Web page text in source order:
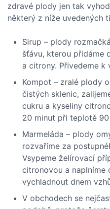
zdravé plody jen tak
některý z níže uvedených
Sirup – plody
šťávu, kterou přidáme
a citrony. Přivedeme k
Kompot – zralé plody
čistých sklenic,
cukru a kyseliny
20 minut při teplotě 90
Marmeláda – plody
rozvaříme za
Vsypeme želírovací
citronovou a naplníme
vychladnout dnem
V obchodech se